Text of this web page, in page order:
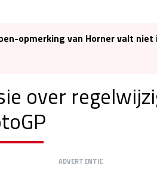
opmerking van Horner valt niet
over
ADVERTENTIE